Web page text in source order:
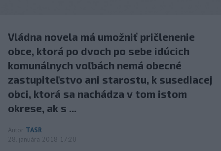
Vládna novela má umožniť pričlenenie
obce, ktorá po dvoch po sebe idúcich
komunálnych voľbách nemá obecné
zastupiteľstvo ani starostu, k susediacej
obci, ktorá sa nachádza v tom istom
okrese, ak s ...
Autor TASR
28. januára 2018 17:20